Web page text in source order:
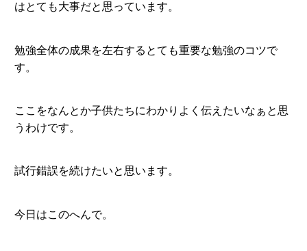
はとても大事だと思っています。
勉強全体の成果を左右するとても重要な勉強のコツで
す。
ここをなんとか子供たちにわかりよく伝えたいなぁと思
うわけです。
試行錯誤を続けたいと思います。
今日はこのへんで。